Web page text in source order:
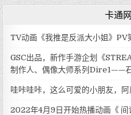
卡通
TV动画《我推是反派大小姐》PV
GSC出品，新作手游企划《
制作人、偶像大师系列Dire1——
哇咔哇咔，这么可爱的小朋友，阿
2022年4月9日开始热播动画《 间